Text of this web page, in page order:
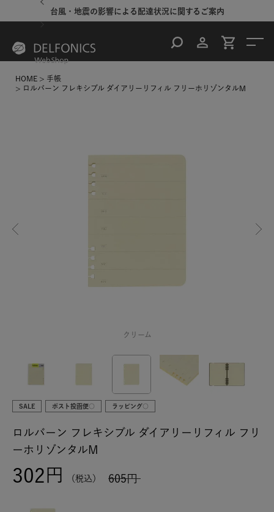
台風・地震の影響による配達状況に関するご案内
HOME
手帳
ロルバーン フレキシブル ダイアリーリフィル フリーホリゾンタルM
クリーム
SALE ポスト投函便○ ラッピング○
ロルバーン フレキシブル ダイアリーリフィル フリ
ーホリゾンタルM
605
302 税込